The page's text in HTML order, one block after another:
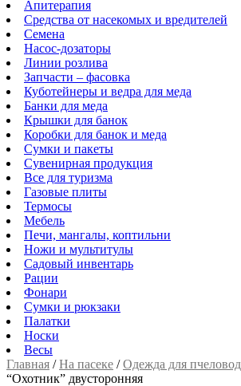
Апитерапия
Средства от насекомых и вредителей
Семена
Насос-дозаторы
Линии розлива
Запчасти – фасовка
Куботейнеры и ведра для меда
Банки для меда
Крышки для банок
Коробки для банок и меда
Сумки и пакеты
Сувенирная продукция
Все для туризма
Газовые плиты
Термосы
Мебель
Печи, мангалы, коптильни
Ножи и мультитулы
Садовый инвентарь
Рации
Фонари
Сумки и рюкзаки
Палатки
Носки
Весы
Главная /На пасеке /Одежда для
“Охотник” двусторонняя